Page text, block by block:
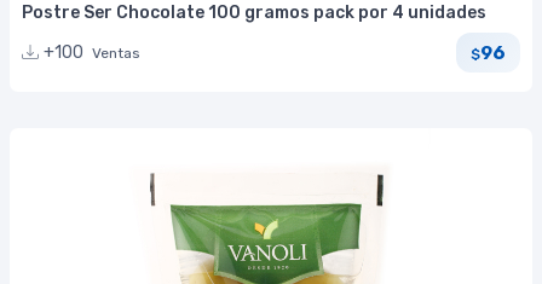
Postre Ser Chocolate 100 gramos pack por 4 unidades
+100 Ventas $96